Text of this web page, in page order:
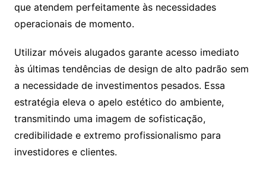
que atendem perfeitamente às necessidades
operacionais de momento.
Utilizar móveis alugados garante acesso imediato
às últimas tendências de design de alto padrão sem
a necessidade de investimentos pesados. Essa
estratégia eleva o apelo estético do ambiente,
transmitindo uma imagem de sofisticação,
credibilidade e extremo profissionalismo para
investidores e clientes.